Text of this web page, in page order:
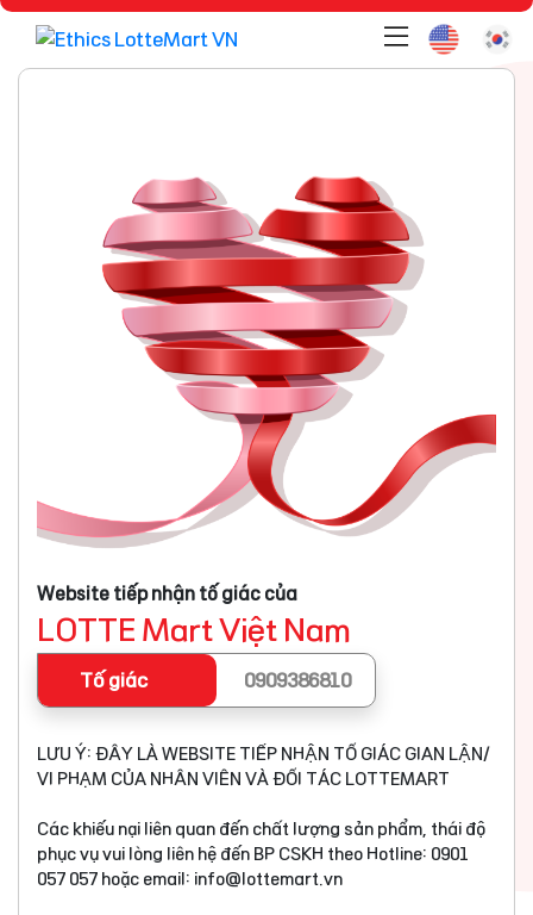
Website tiếp nhận tố giác của
LOTTE Mart Việt Nam
Tố giác 0909386810
LƯU Ý: ĐÂY LÀ WEBSITE TIẾP NHẬN TỐ GIÁC GIAN LẬN/
VI PHẠM CỦA NHÂN VIÊN VÀ ĐỐI TÁC LOTTEMART
Các khiếu nại liên quan đến chất lượng sản phẩm, thái độ
phục vụ vui lòng liên hệ đến BP CSKH theo Hotline: 0901
057 057 hoặc email: info@lottemart.vn